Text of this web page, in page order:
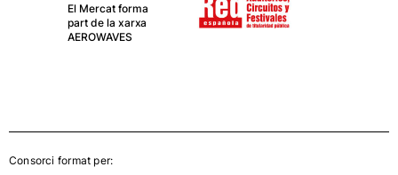
El Mercat forma
part de la xarxa
AEROWAVES
Consorci format per: